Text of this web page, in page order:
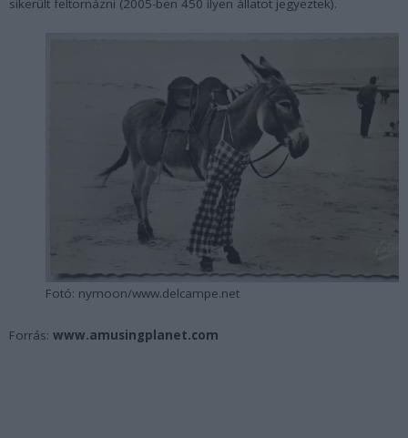
sikerült feltornázni (2005-ben 450 ilyen állatot jegyeztek).
Fotó: nymoon/www.delcampe.net
Forrás: www.amusingplanet.com